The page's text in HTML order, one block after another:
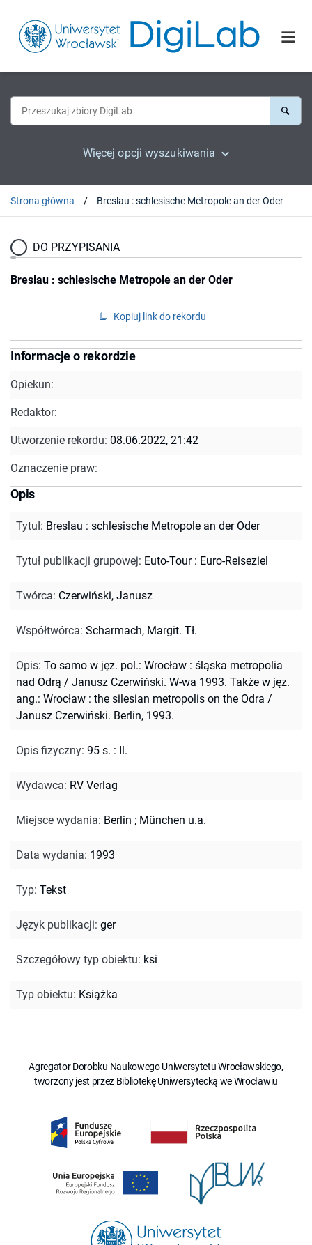
Więcej opcji wyszukiwania
Strona główna Breslau : schlesische Metropole an der Oder
DO PRZYPISANIA
Breslau : schlesische Metropole an der Oder
Kopiuj link do rekordu
Informacje o rekordzie
Opiekun:
Redaktor:
Utworzenie rekordu: 08.06.2022, 21:42
Oznaczenie praw:
Opis
Tytuł: Breslau : schlesische Metropole an der Oder
Tytuł publikacji grupowej: Euto-Tour : Euro-Reiseziel
Twórca: Czerwiński, Janusz
Współtwórca: Scharmach, Margit. Tł.
Opis: To samo w jęz. pol.: Wrocław : śląska metropolia
nad Odrą / Janusz Czerwiński. W-wa 1993. Także w jęz.
ang.: Wrocław : the silesian metropolis on the Odra /
Janusz Czerwiński. Berlin, 1993.
Opis fizyczny: 95 s. : Il.
Wydawca: RV Verlag
Miejsce wydania: Berlin ; München u.a.
Data wydania: 1993
Typ: Tekst
Język publikacji: ger
Szczegółowy typ obiektu: ksi
Typ obiektu: Książka
Agregator Dorobku Naukowego Uniwersytetu Wrocławskiego,
tworzony jest przez Bibliotekę Uniwersytecką we Wrocławiu